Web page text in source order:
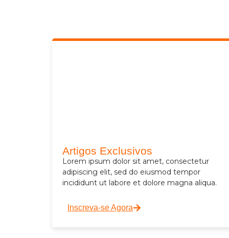
Artigos Exclusivos
Lorem ipsum dolor sit amet, consectetur
adipiscing elit, sed do eiusmod tempor
incididunt ut labore et dolore magna aliqua.
Inscreva-se Agora